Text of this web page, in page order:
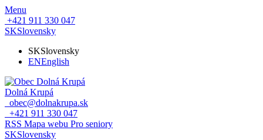
Menu
+421 911 330 047
SKSlovensky
SKSlovensky
ENEnglish
Dolná Krupá
obec@dolnakrupa.sk
+421 911 330 047
RSS Mapa webu Pro seniory
SKSlovensky